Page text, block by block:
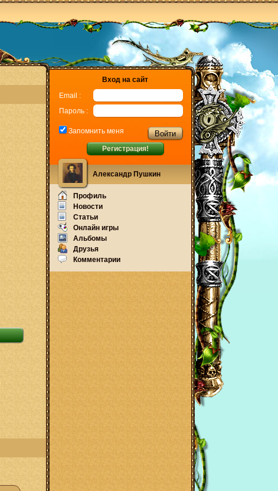
Вход на сайт
Email :
Пароль :
Запомнить меня
Регистрация!
Александр Пушкин
Профиль
Новости
Статьи
Онлайн игры
Альбомы
Друзья
Комментарии